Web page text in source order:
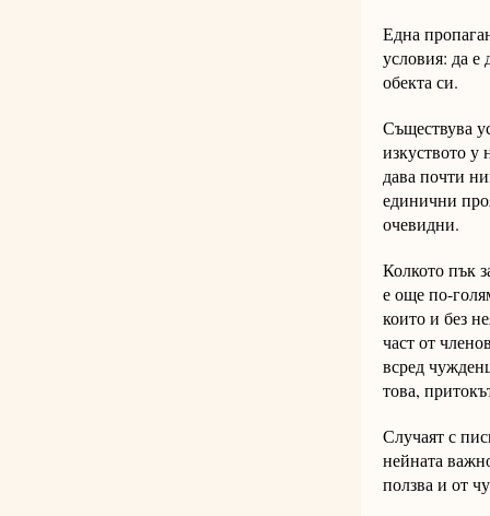
Една
условия: да е
обекта си.
Съществува
изкуството у
дава почти
единични
очевидни.
Колкото пък
е още по-
които и без
част от
всред
това,
Случаят с
нейната
ползва и от